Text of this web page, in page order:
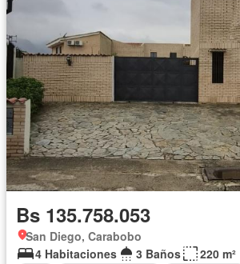
Bs 135.758.053
San Diego, Carabobo
4 Habitaciones
3 Baños
220 m²